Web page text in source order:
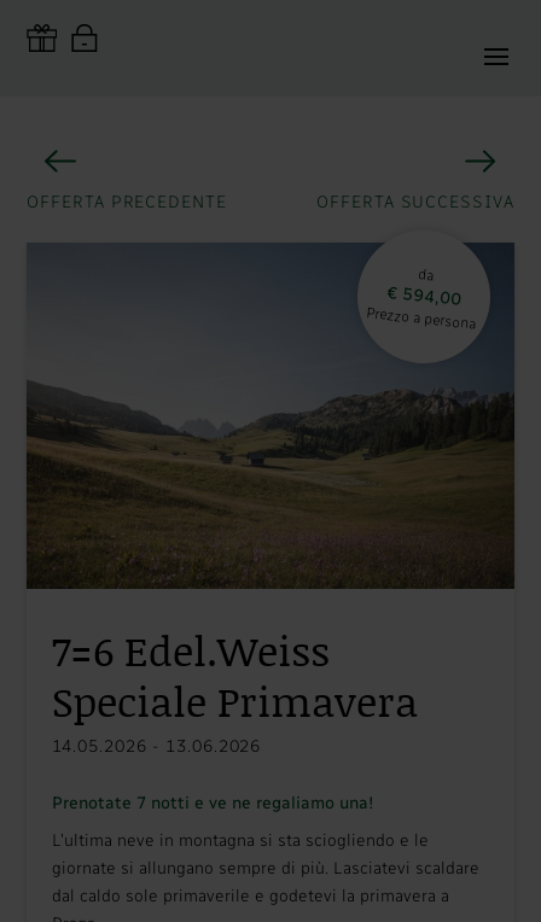
OFFERTA PRECEDENTE OFFERTA SUCCESSIVA
da
€ 594,00
Prezzo a persona
7=6 Edel.Weiss
Speciale Primavera
14.05.2026 - 13.06.2026
Prenotate 7 notti e ve ne regaliamo una!
L'ultima neve in montagna si sta sciogliendo e le
giornate si allungano sempre di più. Lasciatevi scaldare
dal caldo sole primaverile e godetevi la primavera a